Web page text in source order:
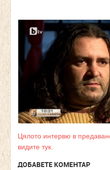
Цялото интервю в
видите тук.
ДОБАВЕТЕ КОМЕНТАР